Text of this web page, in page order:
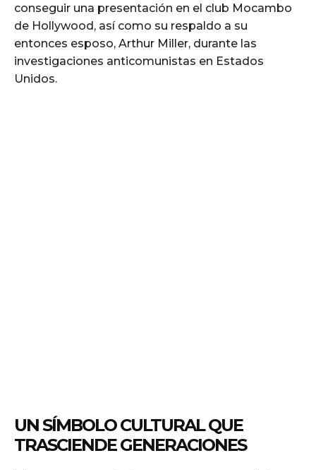
conseguir una presentación en el club Mocambo
de Hollywood, así como su respaldo a su
entonces esposo, Arthur Miller, durante las
investigaciones anticomunistas en Estados
Unidos.
UN SÍMBOLO CULTURAL QUE
TRASCIENDE GENERACIONES